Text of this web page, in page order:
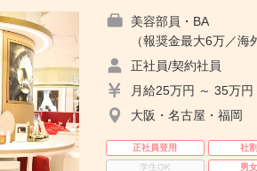
美容部員・BA
（報奨金最大6万／海
正社員/契約社員
月給25万円 ～ 35万円
大阪・名古屋・福岡
正社員登用 社
学生OK
男